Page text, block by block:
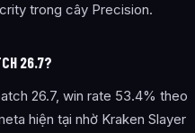
trong cây Precision.
26.7?
26.7, win rate 53.4% theo
hiện tại nhờ Kraken Slayer